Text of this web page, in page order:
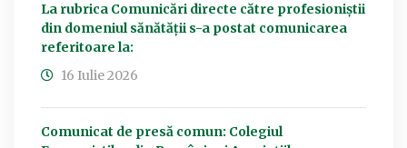
La rubrica Comunicări directe către profesioniștii
din domeniul sănătății s-a postat comunicarea
referitoare la:
16 Iulie 2026
Comunicat de presă comun: Colegiul